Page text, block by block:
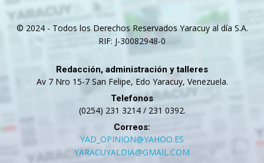
© 2024 - Todos los Derechos Reservados Yaracuy al día S.A.
RIF: J-30082948-0
Redacción, administración y talleres
Av 7 Nro 15-7 San Felipe, Edo Yaracuy, Venezuela.
Telefonos
(0254) 231 3214 / 231 0392.
Correos:
YAD_OPINION@YAHOO.ES
YARACUYALDIA@GMAIL.COM